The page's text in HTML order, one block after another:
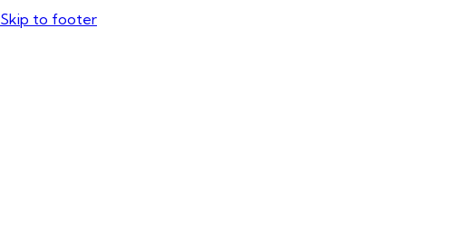
Skip to footer